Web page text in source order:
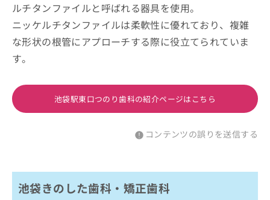
ルチタンファイルと呼ばれる器具を使用。
ニッケルチタンファイルは柔軟性に優れており、複雑
な形状の根管にアプローチする際に役立てられていま
す。
池袋駅東口つのり歯科の紹介ページはこちら
コンテンツの誤りを送信する
池袋きのした歯科・矯正歯科